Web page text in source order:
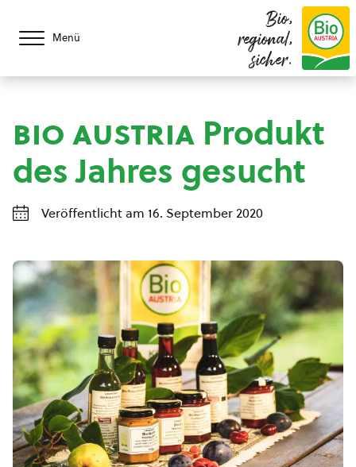
Menü
Bio,
regional,
sicher.
bio austria Produkt
des Jahres gesucht
Veröffentlicht am 16. September 2020